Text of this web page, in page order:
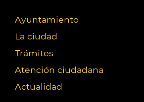
Ayuntamiento
La ciudad
Trámites
Atención ciudadana
Actualidad